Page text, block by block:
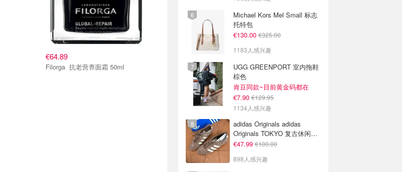
€64.89
Filorga 抗老营养面霜 50ml
Michael Kors Mel Small 标志
托特包
€130.00 €325.00
1183人感兴趣
UGG GREENPORT 室内拖鞋
棕色
肯豆同款~目前黄金码都在
€7.90 €129.95
1134人感兴趣
adidas Originals adidas
Originals TOKYO 复古休闲鞋
深棕色
€47.99 €100.00
898人感兴趣